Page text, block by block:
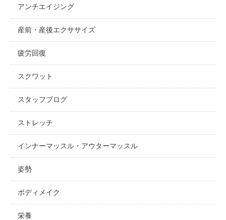
アンチエイジング
産前・産後エクササイズ
疲労回復
スクワット
スタッフブログ
ストレッチ
インナーマッスル・アウターマッスル
姿勢
ボディメイク
栄養